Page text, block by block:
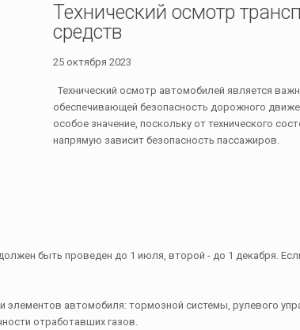
Технический осмотр
средств
25 октября 2023
Технический осмотр автомобилей является
обеспечивающей безопасность дорожного
особое значение, поскольку от технического
напрямую зависит безопасность пассажиров.
быть проведен до 1 июля, второй - до 1 декабря.
элементов автомобиля: тормозной системы, рулевого
отработавших газов.